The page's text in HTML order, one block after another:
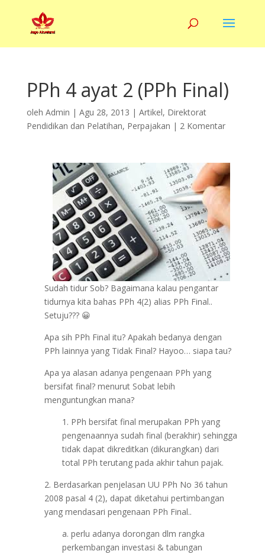
PPh 4 ayat 2 (PPh Final)
oleh Admin | Agu 28, 2013 | Artikel, Direktorat
Pendidikan dan Pelatihan, Perpajakan | 2 Komentar
Sudah tidur Sob? Bagaimana kalau pengantar
tidurnya kita bahas PPh 4(2) alias PPh Final..
Setuju??? 😀
Apa sih PPh Final itu? Apakah bedanya dengan
PPh lainnya yang Tidak Final? Hayoo… siapa tau?
Apa ya alasan adanya pengenaan PPh yang
bersifat final? menurut Sobat lebih
menguntungkan mana?
1. PPh bersifat final merupakan PPh yang
pengenaannya sudah final (berakhir) sehingga
tidak dapat dikreditkan (dikurangkan) dari
total PPh terutang pada akhir tahun pajak.
2. Berdasarkan penjelasan UU PPh No 36 tahun
2008 pasal 4 (2), dapat diketahui pertimbangan
yang mendasari pengenaan PPh Final..
a. perlu adanya dorongan dlm rangka
perkembangan investasi & tabungan